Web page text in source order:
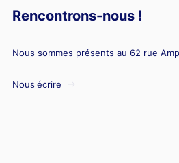
Rencontrons-nous !
Nous sommes présents au 62 rue
Nous écrire